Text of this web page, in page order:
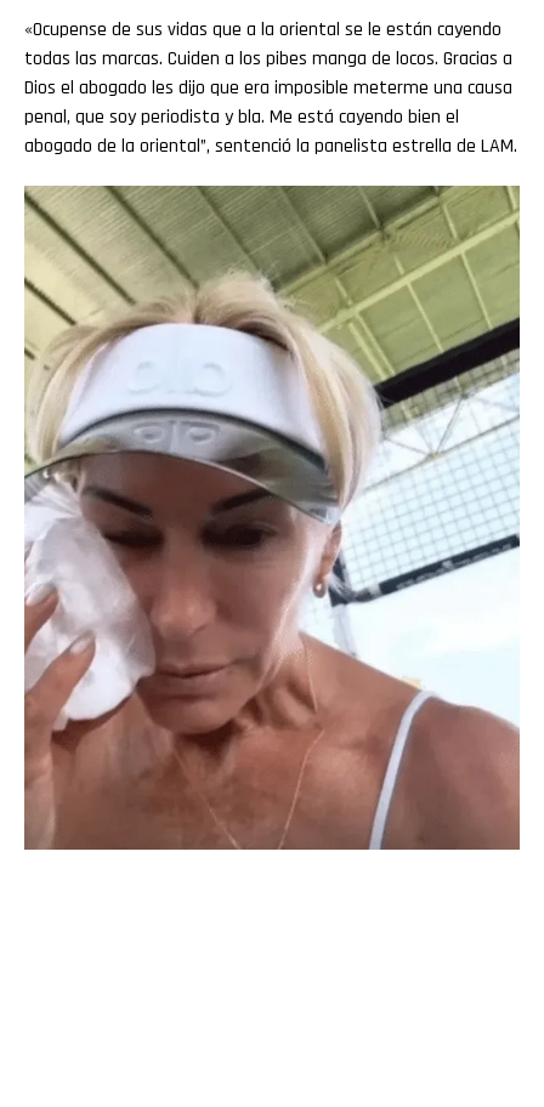
«Ocupense de sus vidas que a la oriental se le están cayendo
todas las marcas. Cuiden a los pibes manga de locos. Gracias a
Dios el abogado les dijo que era imposible meterme una causa
penal, que soy periodista y bla. Me está cayendo bien el
abogado de la oriental”, sentenció la panelista estrella de LAM.